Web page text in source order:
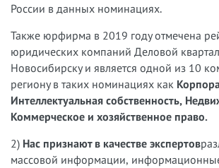
России в данных номинациях.
Также юрфирма в 2019 году отмечена
юридических компаний Деловой
Новосибирску и является одной из 10
региону в таких номинациях как
Интеллектуальная собственность,
Коммерческое и хозяйственное право.
2) Нас признают в качестве экспертов
массовой информации,